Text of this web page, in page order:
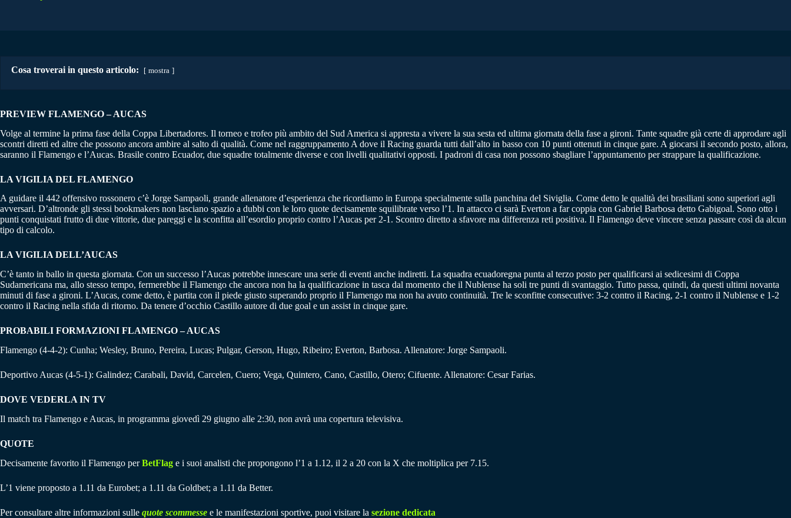
Cosa troverai in questo articolo: mostra
PREVIEW FLAMENGO – AUCAS
Volge al termine la prima fase della Coppa Libertadores. Il torneo e trofeo più ambito del Sud America si appresta a vivere la sua sesta ed ultima giornata della fase a gironi. Tante squadre già certe di approdare agli
scontri diretti ed altre che possono ancora ambire al salto di qualità. Come nel raggruppamento A dove il Racing guarda tutti dall’alto in basso con 10 punti ottenuti in cinque gare. A giocarsi il secondo posto, allora,
saranno il Flamengo e l’Aucas. Brasile contro Ecuador, due squadre totalmente diverse e con livelli qualitativi opposti. I padroni di casa non possono sbagliare l’appuntamento per strappare la qualificazione.
LA VIGILIA DEL FLAMENGO
A guidare il 442 offensivo rossonero c’è Jorge Sampaoli, grande allenatore d’esperienza che ricordiamo in Europa specialmente sulla panchina del Siviglia. Come detto le qualità dei brasiliani sono superiori agli
avversari. D’altronde gli stessi bookmakers non lasciano spazio a dubbi con le loro quote decisamente squilibrate verso l’1. In attacco ci sarà Everton a far coppia con Gabriel Barbosa detto Gabigoal. Sono otto i
punti conquistati frutto di due vittorie, due pareggi e la sconfitta all’esordio proprio contro l’Aucas per 2-1. Scontro diretto a sfavore ma differenza reti positiva. Il Flamengo deve vincere senza passare così da alcun
tipo di calcolo.
LA VIGILIA DELL’AUCAS
C’è tanto in ballo in questa giornata. Con un successo l’Aucas potrebbe innescare una serie di eventi anche indiretti. La squadra ecuadoregna punta al terzo posto per qualificarsi ai sedicesimi di Coppa
Sudamericana ma, allo stesso tempo, fermerebbe il Flamengo che ancora non ha la qualificazione in tasca dal momento che il Nublense ha soli tre punti di svantaggio. Tutto passa, quindi, da questi ultimi novanta
minuti di fase a gironi. L’Aucas, come detto, è partita con il piede giusto superando proprio il Flamengo ma non ha avuto continuità. Tre le sconfitte consecutive: 3-2 contro il Racing, 2-1 contro il Nublense e 1-2
contro il Racing nella sfida di ritorno. Da tenere d’occhio Castillo autore di due goal e un assist in cinque gare.
PROBABILI FORMAZIONI FLAMENGO – AUCAS
Flamengo (4-4-2): Cunha; Wesley, Bruno, Pereira, Lucas; Pulgar, Gerson, Hugo, Ribeiro; Everton, Barbosa. Allenatore: Jorge Sampaoli.
Deportivo Aucas (4-5-1): Galindez; Carabali, David, Carcelen, Cuero; Vega, Quintero, Cano, Castillo, Otero; Cifuente. Allenatore: Cesar Farias.
DOVE VEDERLA IN TV
Il match tra Flamengo e Aucas, in programma giovedì 29 giugno alle 2:30, non avrà una copertura televisiva.
QUOTE
Decisamente favorito il Flamengo perBetFlag e i suoi analisti che propongono l’1 a 1.12, il 2 a 20 con la X che moltiplica per 7.15.
L’1 viene proposto a 1.11 da Eurobet; a 1.11 da Goldbet; a 1.11 da Better.
Per consultare altre informazioni sulle quote scommesse e le manifestazioni sportive, puoi visitare la sezione dedicata